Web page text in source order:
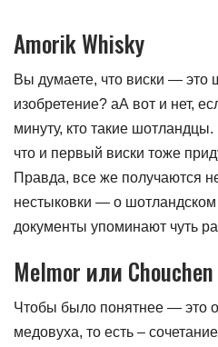
Amorik Whisky
Вы думаете, что виски — это
изобретение? аА вот и нет,
минуту, кто такие
что и первый виски тоже
Правда, все же получаются
нестыковки — о шотландском
документы упоминают чуть
Melmor или Сhouchen
Чтобы было понятнее — это
медовуха, то есть –